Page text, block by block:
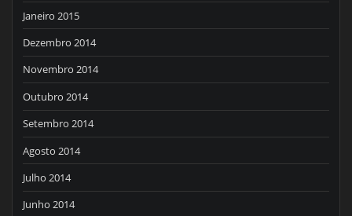
Janeiro 2015
Dezembro 2014
Novembro 2014
Outubro 2014
Setembro 2014
Agosto 2014
Julho 2014
Junho 2014